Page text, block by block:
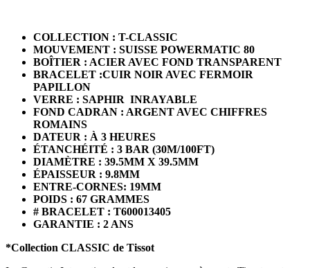
COLLECTION : T-CLASSIC
MOUVEMENT : SUISSE POWERMATIC 80
BOÎTIER : ACIER AVEC FOND TRANSPARENT
BRACELET :CUIR NOIR AVEC FERMOIR
PAPILLON
VERRE : SAPHIR INRAYABLE
FOND CADRAN : ARGENT AVEC CHIFFRES
ROMAINS
DATEUR : À 3 HEURES
ÉTANCHÉITÉ : 3 BAR (30M/100FT)
DIAMÈTRE : 39.5MM X 39.5MM
ÉPAISSEUR : 9.8MM
ENTRE-CORNES: 19MM
POIDS : 67 GRAMMES
# BRACELET : T600013405
GARANTIE : 2 ANS
*Collection CLASSIC de Tissot